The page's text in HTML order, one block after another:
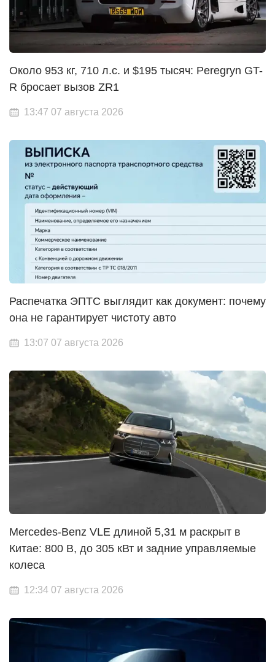
Около 953 кг, 710 л.с. и $195 тысяч: Peregryn GT-
R бросает вызов ZR1
13:47 07 августа 2026
Распечатка ЭПТС выглядит как документ: почему
она не гарантирует чистоту авто
13:07 07 августа 2026
Mercedes-Benz VLE длиной 5,31 м раскрыт в
Китае: 800 В, до 305 кВт и задние управляемые
колеса
12:34 07 августа 2026